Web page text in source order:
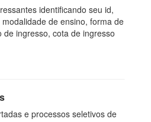
identificando seu id,
de ensino, forma de
ingresso, cota de ingresso
e processos seletivos de